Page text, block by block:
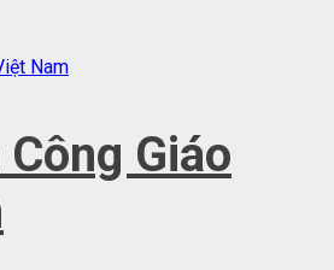
Giáo